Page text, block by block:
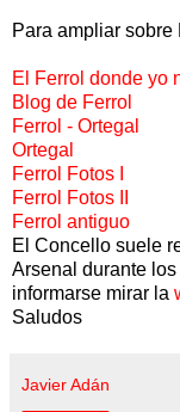
Para ampliar
El Ferrol donde yo
Blog de Ferrol
Ferrol - Ortegal
Ortegal
Ferrol Fotos I
Ferrol Fotos II
Ferrol antiguo
El Concello suele
Arsenal durante
informarse mirar la
Saludos
Javier Adán